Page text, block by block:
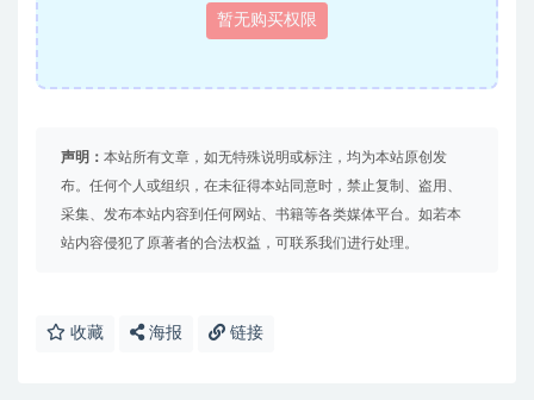
暂无购买权限
声明： 本站所有文章，如无特殊说明或标注，均为本站原创发
布。任何个人或组织，在未征得本站同意时，禁止复制、盗用、
采集、发布本站内容到任何网站、书籍等各类媒体平台。如若本
站内容侵犯了原著者的合法权益，可联系我们进行处理。
收藏 海报 链接